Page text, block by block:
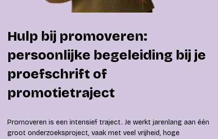
Hulp bij promoveren:
persoonlijke begeleiding bij je
proefschrift of
promotietraject
Promoveren is een intensief traject. Je werkt jarenlang aan één
groot onderzoeksproject, vaak met veel vrijheid, hoge